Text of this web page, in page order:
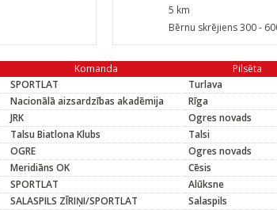
5 km
Bērnu skrējiens 300 -
Komanda Pilsēta
SPORTLAT Turlava
Nacionālā aizsardzības akadēmija Rīga
JRK Ogres novads
Talsu Biatlona Klubs Talsi
OGRE Ogres novads
Meridiāns OK Cēsis
SPORTLAT Alūksne
SALASPILS ZĪRIŅI/SPORTLAT Salaspils